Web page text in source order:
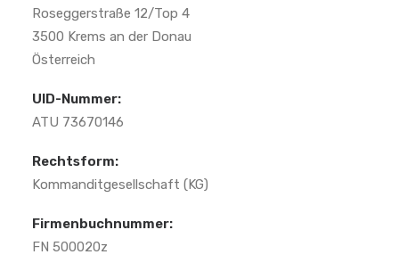
Roseggerstraße 12/Top 4
3500 Krems an der Donau
Österreich
UID-Nummer:
ATU 73670146
Rechtsform:
Kommanditgesellschaft (KG)
Firmenbuchnummer:
FN 500020z